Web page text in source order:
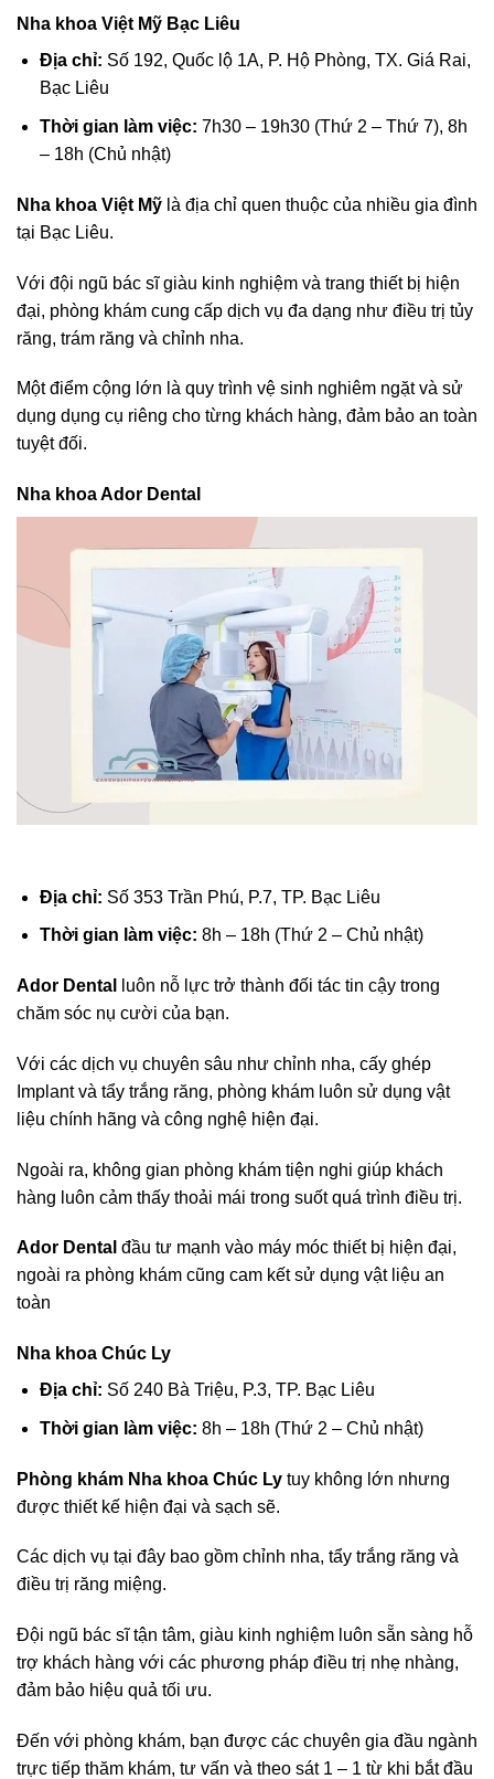
Nha khoa Việt Mỹ Bạc Liêu
Địa chỉ: Số 192, Quốc lộ 1A, P. Hộ Phòng, TX. Giá Rai,
Bạc Liêu
Thời gian làm việc: 7h30 – 19h30 (Thứ 2 – Thứ 7), 8h
– 18h (Chủ nhật)
Nha khoa Việt Mỹ là địa chỉ quen thuộc của nhiều gia đình
tại Bạc Liêu.
Với đội ngũ bác sĩ giàu kinh nghiệm và trang thiết bị hiện
đại, phòng khám cung cấp dịch vụ đa dạng như điều trị tủy
răng, trám răng và chỉnh nha.
Một điểm cộng lớn là quy trình vệ sinh nghiêm ngặt và sử
dụng dụng cụ riêng cho từng khách hàng, đảm bảo an toàn
tuyệt đối.
Nha khoa Ador Dental
Địa chỉ: Số 353 Trần Phú, P.7, TP. Bạc Liêu
Thời gian làm việc: 8h – 18h (Thứ 2 – Chủ nhật)
Ador Dental
luôn nỗ lực trở thành đối tác tin cậy trong
chăm sóc nụ cười của bạn.
Với các dịch vụ chuyên sâu như chỉnh nha, cấy ghép
Implant và tẩy trắng răng, phòng khám luôn sử dụng vật
liệu chính hãng và công nghệ hiện đại.
Ngoài ra, không gian phòng khám tiện nghi giúp khách
hàng luôn cảm thấy thoải mái trong suốt quá trình điều trị.
Ador Dental đầu tư mạnh vào máy móc thiết bị hiện đại,
ngoài ra phòng khám cũng cam kết sử dụng vật liệu an
toàn
Nha khoa Chúc Ly
Địa chỉ: Số 240 Bà Triệu, P.3, TP. Bạc Liêu
Thời gian làm việc: 8h – 18h (Thứ 2 – Chủ nhật)
Phòng khám Nha khoa Chúc Ly tuy không lớn nhưng
được thiết kế hiện đại và sạch sẽ.
Các dịch vụ tại đây bao gồm chỉnh nha, tẩy trắng răng và
điều trị răng miệng.
Đội ngũ bác sĩ tận tâm, giàu kinh nghiệm luôn sẵn sàng hỗ
trợ khách hàng với các phương pháp điều trị nhẹ nhàng,
đảm bảo hiệu quả tối ưu.
Đến với phòng khám, bạn được các chuyên gia đầu ngành
trực tiếp thăm khám, tư vấn và theo sát 1 – 1 từ khi bắt đầu